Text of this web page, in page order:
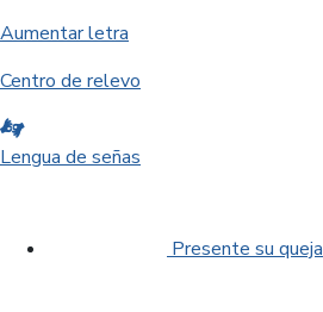
Aumentar letra
Centro de relevo
Lengua de señas
Presente su queja